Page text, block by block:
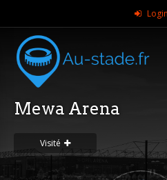
Login
Mewa Arena
Visité